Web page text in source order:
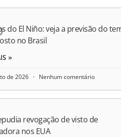
do El Niño: veja a previsão do
no Brasil
»
de 2026 Nenhum comentário
revogação de visto de
nos EUA